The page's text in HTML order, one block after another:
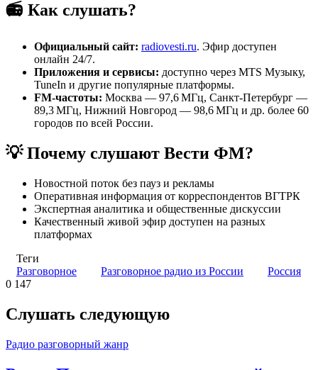
📻 Как слушать?
Официальный сайт: radiovesti.ru. Эфир доступен
онлайн 24/7.
Приложения и сервисы: доступно через MTS Музыку,
TuneIn и другие популярные платформы.
FM-частоты: Москва — 97,6 МГц, Санкт-Петербург —
89,3 МГц, Нижний Новгород — 98,6 МГц и др. более 60
городов по всей России.
💡 Почему слушают Вести ФМ?
Новостной поток без пауз и рекламы
Оперативная информация от корреспондентов ВГТРК
Экспертная аналитика и общественные дискуссии
Качественный живой эфир доступен на разных
платформах
Теги
Разговорное
Разговорное радио из России
Россия
0 147
Слушать следующую
Радио разговорный жанр